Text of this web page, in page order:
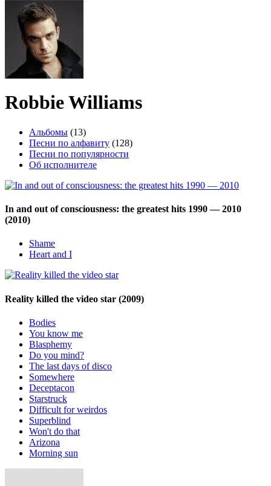
Robbie Williams
Альбомы (13)
Песни по алфавиту (128)
Песни по популярности
Об исполнителе
In and out of consciousness: the greatest hits 1990 — 2010
(2010)
Shame
Heart and I
Reality killed the video star (2009)
Bodies
You know me
Blasphemy
Do you mind?
The last days of disco
Somewhere
Deceptacon
Starstruck
Difficult for weirdos
Superblind
Won't do that
Arizona
Morning sun